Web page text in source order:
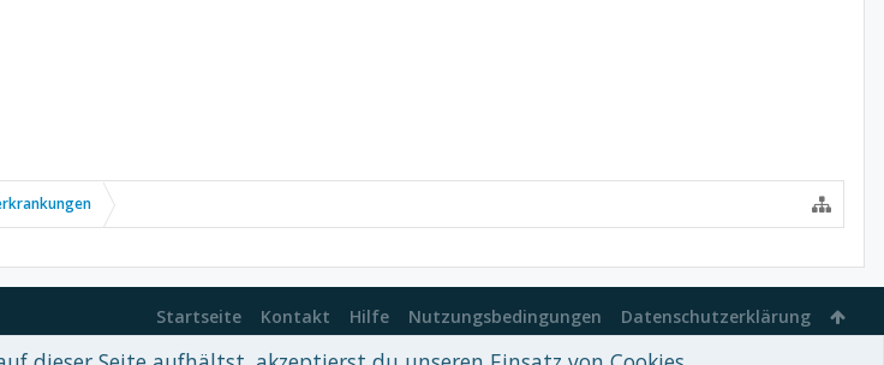
Startseite Kontakt Hilfe Nutzungsbedingungen Datenschutzerklärung